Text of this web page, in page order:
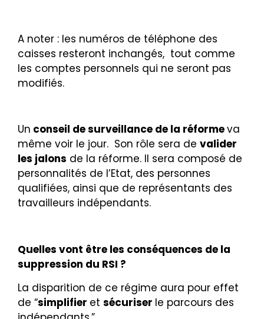
A noter : les numéros de téléphone des
caisses resteront inchangés, tout comme
les comptes personnels qui ne seront pas
modifiés.
Un conseil desurveillance de la réformeva
même voir le jour. Son rôle sera de valider
les jalons de la réforme. Il sera composé de
personnalités de l’Etat, des personnes
qualifiées, ainsi que de représentants des
travailleurs indépendants.
Quelles vont être les conséquences de la
suppression du RSI ?
La disparition de ce régime aura pour effet
de “simplifier et sécuriser le parcours des